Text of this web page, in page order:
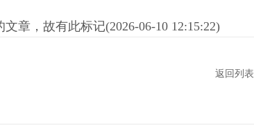
章，故有此标记(2026-06-10 12:15:22)
返回列表